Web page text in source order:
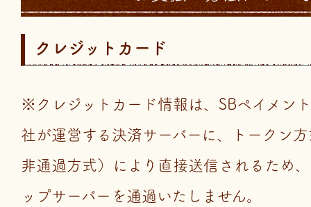
クレジットカード
※クレジットカード情報は、SBペイメン
社が運営する決済サーバーに、トークン
非通過方式）により直接送信されるため
ップサーバーを通過いたしません。